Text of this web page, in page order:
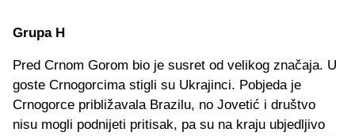
Grupa H
Pred Crnom Gorom bio je susret od velikog značaja. U
goste Crnogorcima stigli su Ukrajinci. Pobjeda je
Crnogorce približavala Brazilu, no Jovetić i društvo
nisu mogli podnijeti pritisak, pa su na kraju ubjedljivo